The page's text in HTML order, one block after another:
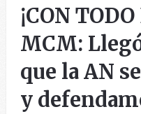
¡CON
MCM:
que la AN
y